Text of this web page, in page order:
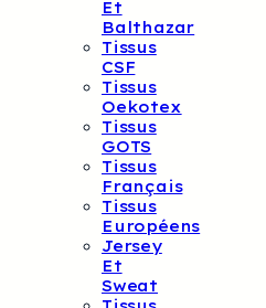
Et
Balthazar
Tissus
CSF
Tissus
Oekotex
Tissus
GOTS
Tissus
Français
Tissus
Européens
Jersey
Et
Sweat